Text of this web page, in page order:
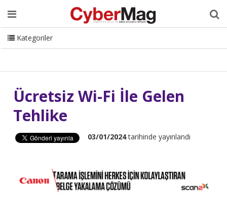
Ana Sayfa Hakkımızda Dergi Editörden
Danışmanlık
ISC Turkey Sizden Gelenler
İletişim
CyberMag Logo
Kategoriler
Ücretsiz Wi-Fi İle Gelen
Tehlike
03/01/2024tarihinde yayınlandı